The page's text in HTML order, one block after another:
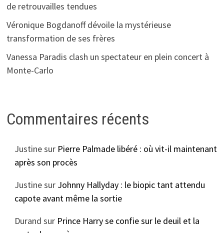
de retrouvailles tendues
Véronique Bogdanoff dévoile la mystérieuse
transformation de ses frères
Vanessa Paradis clash un spectateur en plein concert à
Monte-Carlo
Commentaires récents
Justinesur Pierre Palmade libéré : où vit-il maintenant
après son procès
Justinesur Johnny Hallyday : le biopic tant attendu
capote avant même la sortie
Durand sur Prince Harry se confie sur le deuil et la